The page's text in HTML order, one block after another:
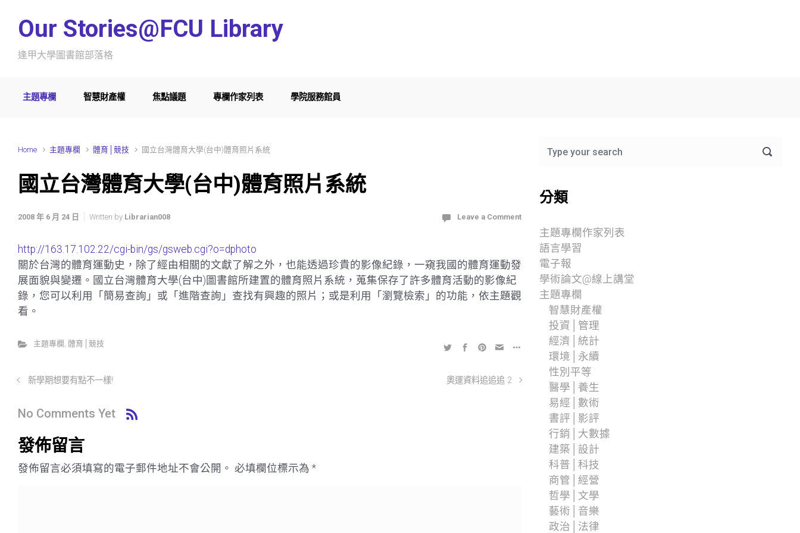
Our Stories@FCU Library
逢甲大學圖書館部落格
主題專欄 智慧財產權 焦點議題 專欄作家列表 學院服務館員
Home 主題專欄 體育│競技 國立台灣體育大學(台中)體育照片系統
國立台灣體育大學(台中)體育照片系統
2008 年 6 月 24 日 Written by Librarian008 Leave a Comment
http://163.17.102.22/cgi-bin/gs/gsweb.cgi?o=dphoto
關於台灣的體育運動史，除了經由相關的文獻了解之外，也能透過珍貴的影像紀錄，一窺我國的體育運動發
展面貌與變遷。 國立台灣體育大學(台中)圖書館所建置的體育照片系統，蒐集保存了許多體育活動的影像紀
錄，您可以利用「簡易查詢」或「進階查詢」查找有興趣的照片；或是利用「瀏覽檢索」的功能，依主題觀
看。
主題專欄 , 體育│競技
新學期想要有點不一樣! 奧運資料追追追 2
No Comments Yet
發佈留言
發佈留言必須填寫的電子郵件地址不會公開。 必填欄位標示為 *
分類
主題專欄作家列表
語言學習
電子報
學術論文@線上講堂
主題專欄
智慧財產權
投資│管理
經濟│統計
環境│永續
性別平等
醫學│養生
易經│數術
書評│影評
行銷│大數據
建築│設計
科普│科技
商管│經營
哲學│文學
藝術│音樂
政治│法律